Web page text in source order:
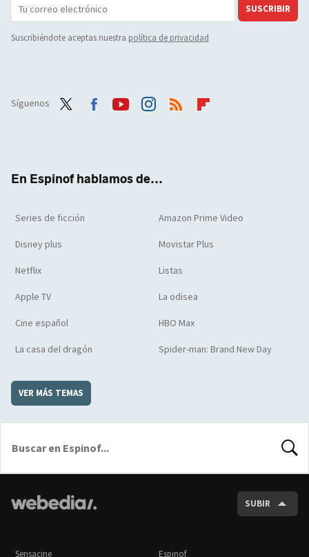
SUSCRIBIR
Suscribiéndote aceptas nuestra política de privacidad
Síguenos
En Espinof hablamos de...
Series de ficción Amazon Prime Video
Disney plus Movistar Plus
Netflix Listas
Apple TV La odisea
Cine español HBO Max
La casa del dragón Spider-man: Brand New Day
VER MÁS TEMAS
SUBIR
Sensacine Espinof